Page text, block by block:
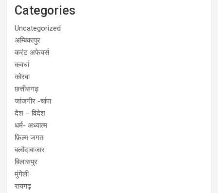
Categories
Uncategorized
अम्बिकापुर
करंट अफेयर्स
कवर्धा
कोरबा
छत्तीसगढ़
जांजगीर -चांपा
देश – विदेश
धर्म- अध्यात्म
फ़िल्म जगत
बलौदाबाजार
बिलासपुर
मुंगेली
रायगढ़